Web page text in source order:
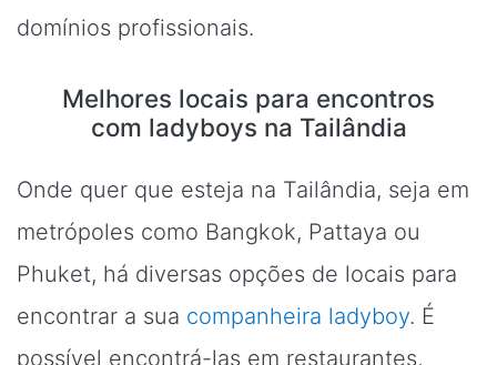
domínios profissionais.
Melhores locais para encontros
com ladyboys na Tailândia
Onde quer que esteja na Tailândia, seja em
metrópoles como Bangkok, Pattaya ou
Phuket, há diversas opções de locais para
encontrar a sua companheira ladyboy. É
possível encontrá-las em restaurantes,